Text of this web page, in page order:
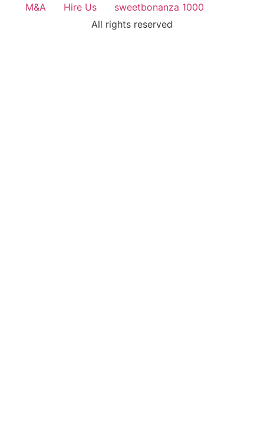
M&A
Hire Us
sweetbonanza 1000
All rights reserved